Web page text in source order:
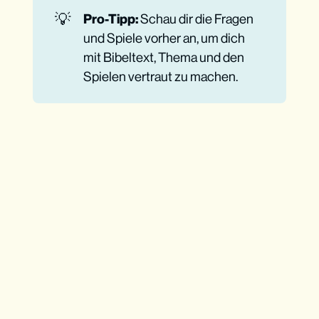
💡 Pro-Tipp:Schau dir die Fragen
und Spiele vorher an, um dich
mit Bibeltext, Thema und den
Spielen vertraut zu machen.